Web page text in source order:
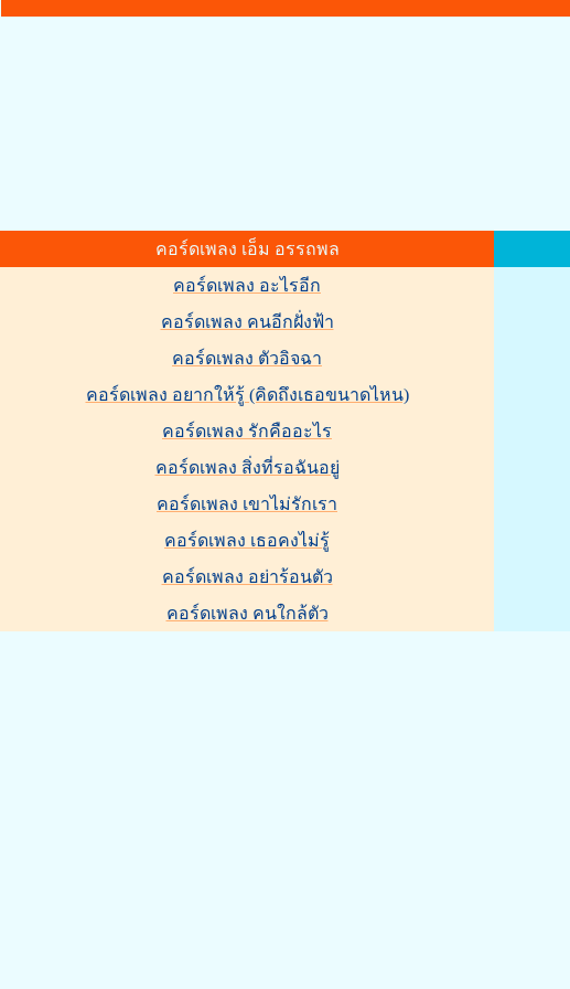
คอร์ดเพลง เอ็ม อรรถพล
คอร์ดเพลง อะไรอีก
คอร์ดเพลง คนอีกฝั่งฟ้า
คอร์ดเพลง ตัวอิจฉา
คอร์ดเพลง อยากให้รู้ (คิดถึงเธอขนาดไหน)
คอร์ดเพลง รักคืออะไร
คอร์ดเพลง สิ่งที่รอฉันอยู่
คอร์ดเพลง เขาไม่รักเรา
คอร์ดเพลง เธอคงไม่รู้
คอร์ดเพลง อย่าร้อนตัว
คอร์ดเพลง คนใกล้ตัว